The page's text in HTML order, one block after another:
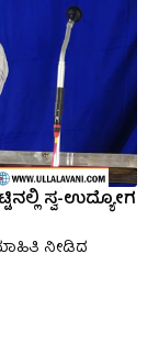
ಸ್ವ-ಉದ್ಯೋಗ
ನೀಡಿದ